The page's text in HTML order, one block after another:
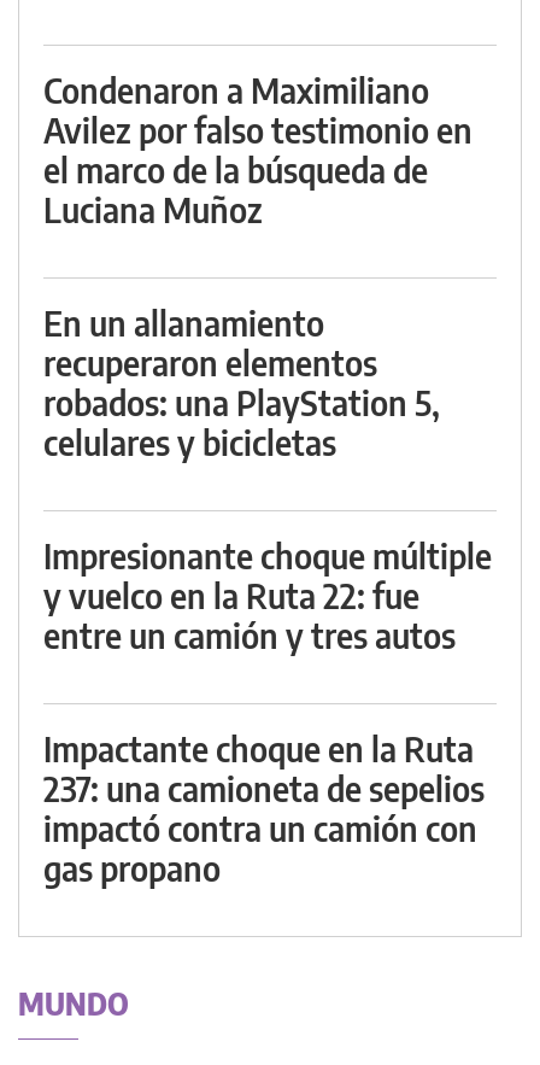
Condenaron a Maximiliano
Avilez por falso testimonio en
el marco de la búsqueda de
Luciana Muñoz
En un allanamiento
recuperaron elementos
robados: una PlayStation 5,
celulares y bicicletas
Impresionante choque múltiple
y vuelco en la Ruta 22: fue
entre un camión y tres autos
Impactante choque en la Ruta
237: una camioneta de sepelios
impactó contra un camión con
gas propano
MUNDO